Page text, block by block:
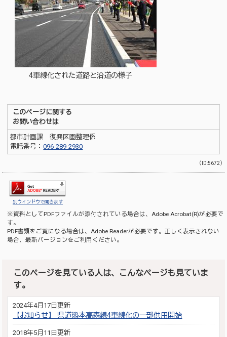
4車線化された道路と沿道の様子
このページに関する
お問い合わせは
都市計画課 復興区画整理係
電話番号：096-289-2930
（ID:5672）
別ウィンドウで開きます
※資料としてPDFファイルが添付されている場合は、Adobe Acrobat(R)が必要で
す。
PDF書類をご覧になる場合は、Adobe Readerが必要です。正しく表示されない
場合、最新バージョンをご利用ください。
このページを見ている人は、こんなページも見ていま
す。
2024年4月17日更新
【お知らせ】 県道熊本高森線4車線化の一部供用開始
2018年5月11日更新